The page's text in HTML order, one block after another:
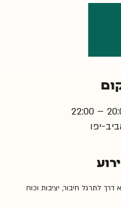
דרך לתרגל חיבור, יציבות וכוח